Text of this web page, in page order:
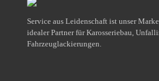
Service aus Leidenschaft ist unser
idealer Partner für Karosseriebau,
Fahrzeuglackierungen.